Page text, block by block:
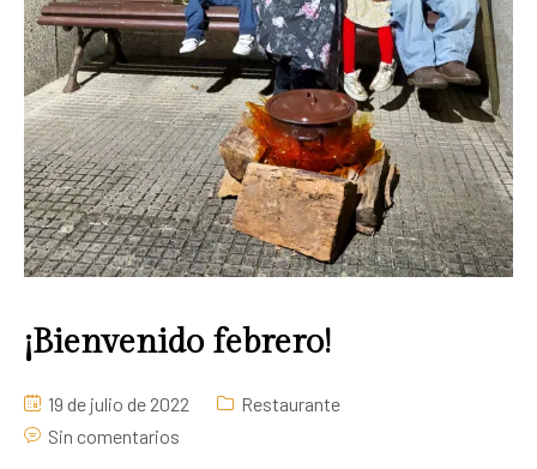
¡Bienvenido febrero!
19 de julio de 2022
Restaurante
Sin comentarios